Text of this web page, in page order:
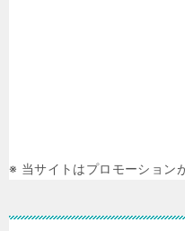
※ 当サイトはプロモーション